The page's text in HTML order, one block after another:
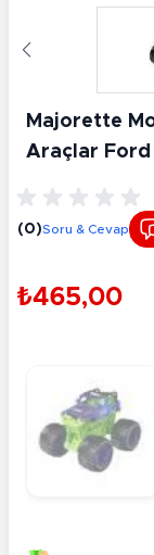
Majorette
Araçlar Ford
(0)Soru & Cevap
₺465,00